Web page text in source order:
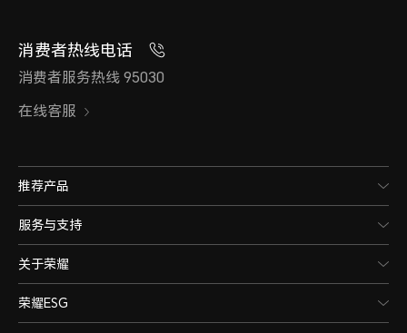
消费者热线电话
消费者服务热线 95030
在线客服
推荐产品
服务与支持
关于荣耀
荣耀ESG